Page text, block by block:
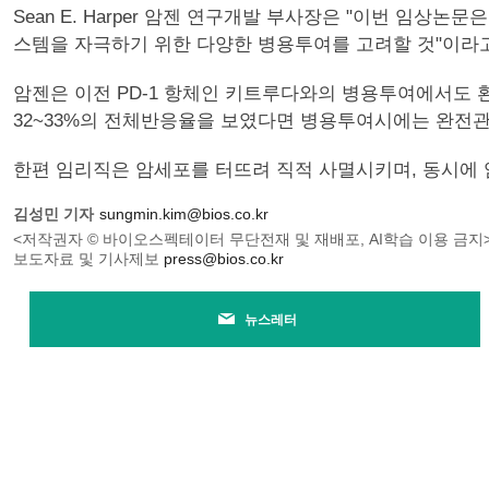
Sean E. Harper 암젠 연구개발 부사장은 "이번 임상논문
스템을 자극하기 위한 다양한 병용투여를 고려할 것"이라
암젠은 이전 PD-1 항체인 키트루다와의 병용투여에서도
32~33%의 전체반응율을 보였다면 병용투여시에는 완전
한편 임리직은 암세포를 터뜨려 직적 사멸시키며, 동시
김성민 기자 sungmin.kim@bios.co.kr
<저작권자 © 바이오스펙테이터 무단전재 및 재배포, AI학습 이용 금지
보도자료 및 기사제보 press@bios.co.kr
뉴스레터